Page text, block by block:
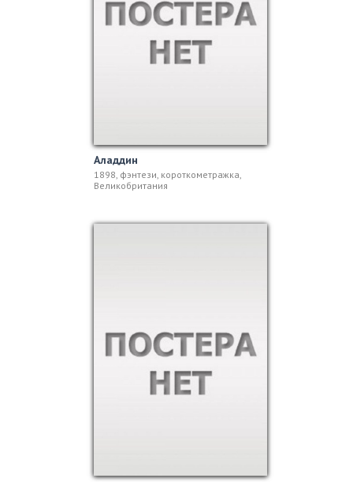
Аладдин
1898, фэнтези, короткометражка,
Великобритания